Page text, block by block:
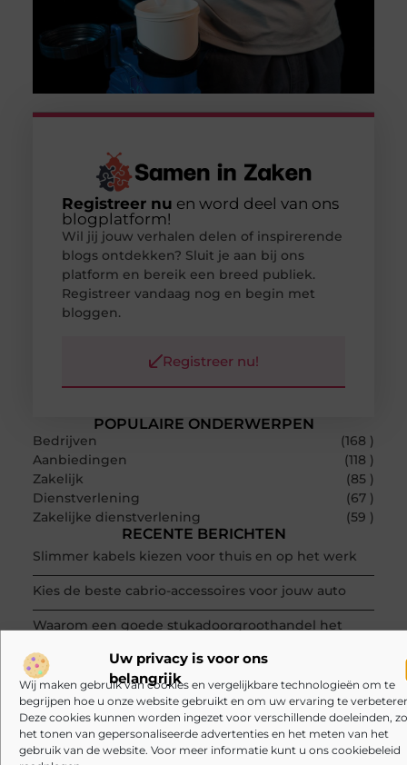
Uw privacy is voor ons
belangrijk
Wij maken gebruik van cookies en vergelijkbare technologieën om te
begrijpen hoe u onze website gebruikt en om uw ervaring te
Deze cookies kunnen worden ingezet voor verschillende doeleinden,
het tonen van gepersonaliseerde advertenties en het meten van het
gebruik van de website. Voor meer informatie kunt u ons cookiebeleid
POPULAIRE ONDERWERPEN
Bedrijven
(168 )
Aanbiedingen
(118 )
Zakelijk
(85 )
Dienstverlening
(67 )
Zakelijke dienstverlening
(59 )
RECENTE BERICHTEN
Slimmer kabels kiezen voor thuis en op het werk
Kies de beste cabrio-accessoires voor jouw auto
Waarom een goede stukadoorgroothandel het
Tuinontwerp in regio Ridderkerk als decor voor
zakelijke ontmoetingen
Overwaarde benutten met hulp van een
assurantiekantoor in Arnhem
Registreer nu en word deel van ons
blogplatform!
Wil jij jouw verhalen delen of inspirerende
blogs ontdekken? Sluit je aan bij ons
platform en bereik een breed publiek.
Registreer vandaag nog en begin met
bloggen.
Registreer nu!